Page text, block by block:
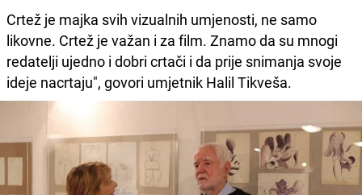
Crtež je majka svih vizualnih umjenosti, ne samo
likovne. Crtež je važan i za film. Znamo da su mnogi
redatelji ujedno i dobri crtači i da prije snimanja svoje
ideje nacrtaju", govori umjetnik Halil Tikveša.